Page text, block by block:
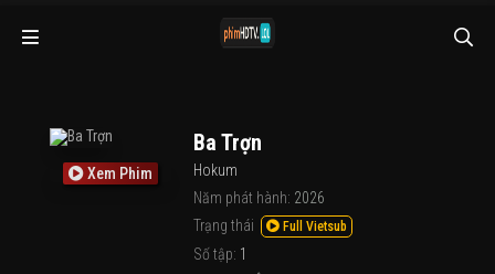
Xem Phim
Ba Trợn
Hokum
Năm phát hành: 2026
Trạng thái
Full Vietsub
Số tập: 1